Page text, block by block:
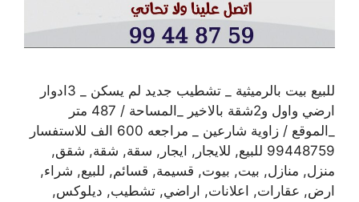
للبيع بيت بالرميثية _ تشطيب جديد لم يسكن _ 3ادوار
ارضي واول و2شقة بالاخير _المساحة / 487 متر
_الموقع / زاوية شارعين _ مراجعه 600 الف للاستفسار
99448759 للبيع, للايجار, ايجار, سقة, شقة, شقق,
منزل, منازل, بيت, بيوت, قسيمة, قسائم, للبيع, شراء,
ارض, عقارات, اعلانات, اراضي, تشطيب, ديلوكس,